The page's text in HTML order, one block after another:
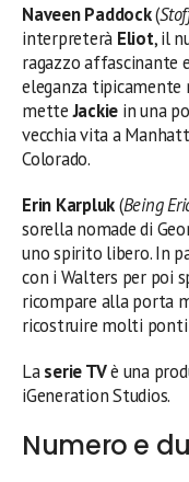
Naveen Paddock(
interpreterà Eliot, il
ragazzo affascinante
eleganza tipicamente
metteJackie in una
vecchia vita a
Colorado.
Erin Karpluk(Being
sorella nomade di
uno spirito libero. In
con i Walters per poi
ricompare alla porta
ricostruire molti
Laserie TVè una
iGeneration Studios.
Numero e